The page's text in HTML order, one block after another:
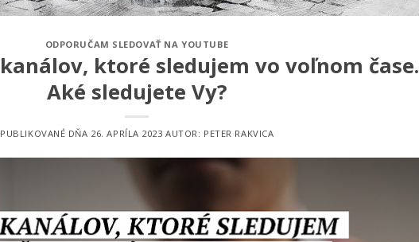
ODPORUČAM SLEDOVAŤ NA YOUTUBE
ktoré sledujem vo voľnom čase.
Aké sledujete Vy?
PUBLIKOVANÉ DŇA 26. APRÍLA 2023 AUTOR: PETER RAKVICA